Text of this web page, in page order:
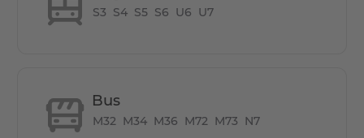
Wie ist die Entfernung von hier zu anderen
REWE, 15 Gehminuten
S3 S4 S5 S6 U6 U7
Bus
M32 M34 M36 M72 M73 N7